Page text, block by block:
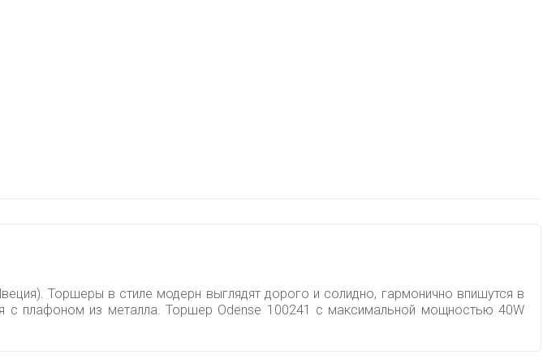
Торшеры в стиле модерн выглядят дорого и солидно, гармонично впишутся в
с плафоном из металла. Торшер Odense 100241 с максимальной мощностью 40W